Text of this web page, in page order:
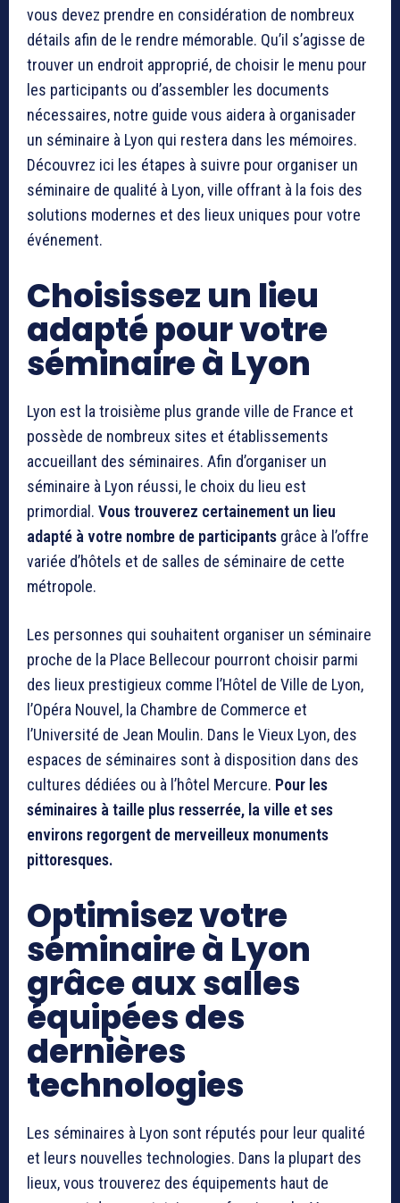
vous devez prendre en considération de nombreux
détails afin de le rendre mémorable. Qu’il s’agisse de
trouver un endroit approprié, de choisir le menu pour
les participants ou d’assembler les documents
nécessaires, notre guide vous aidera à organisader
un séminaire à Lyon qui restera dans les mémoires.
Découvrez ici les étapes à suivre pour organiser un
séminaire de qualité à Lyon, ville offrant à la fois des
solutions modernes et des lieux uniques pour votre
événement.
Choisissez un lieu
adapté pour votre
séminaire à Lyon
Lyon est la troisième plus grande ville de France et
possède de nombreux sites et établissements
accueillant des séminaires. Afin d’organiser un
séminaire à Lyon réussi, le choix du lieu est
primordial. Vous trouverez certainement un lieu
adapté à votre nombre de participants grâce à l’offre
variée d’hôtels et de salles de séminaire de cette
métropole.
Les personnes qui souhaitent organiser un séminaire
proche de la Place Bellecour pourront choisir parmi
des lieux prestigieux comme l’Hôtel de Ville de Lyon,
l’Opéra Nouvel, la Chambre de Commerce et
l’Université de Jean Moulin. Dans le Vieux Lyon, des
espaces de séminaires sont à disposition dans des
cultures dédiées ou à l’hôtel Mercure. Pour les
séminaires à taille plus resserrée, la ville et ses
environs regorgent de merveilleux monuments
pittoresques.
Optimisez votre
séminaire à Lyon
grâce aux salles
équipées des
dernières
technologies
Les séminaires à Lyon sont réputés pour leur qualité
et leurs nouvelles technologies. Dans la plupart des
lieux, vous trouverez des équipements haut de